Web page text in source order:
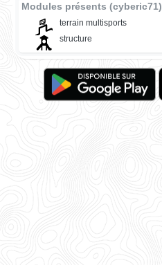
Modules présents (cyberic71)
terrain multisports
structure